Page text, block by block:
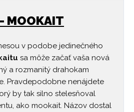
MOOKAIT
v podobe jedinečného
sa môže začať vaša nová
a rozmanitý drahokam
Pravdepodobne nenájdete
by tak silno stelesňoval
ako mookait. Názov dostal